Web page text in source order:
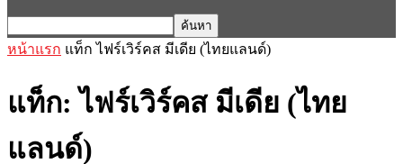
หน้าแรก แท็ก ไฟร์เวิร์คส มีเดีย (ไทยแลนด์)
แท็ก: ไฟร์เวิร์คส มีเดีย (ไทย
แลนด์)